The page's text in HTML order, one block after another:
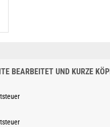
BEARBEITET UND KURZE